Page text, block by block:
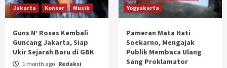
Jakarta Konser Musik
Guns N’ Roses Kembali
Guncang Jakarta, Siap
Ukir Sejarah Baru di GBK
1 month ago Redaksi
Yogyakarta
Pameran Mata Hati
Soekarno, Mengajak
Publik Membaca Ulang
Sang Proklamator